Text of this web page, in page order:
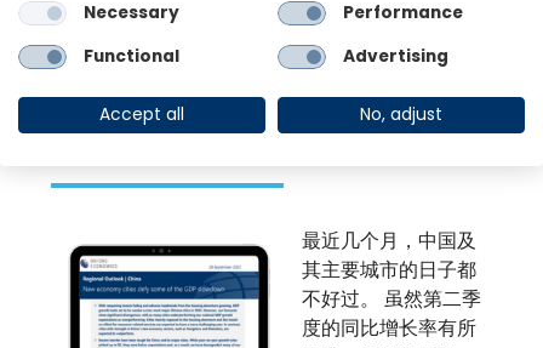
Research Briefing | Oct 5, 2023
新经济城市抵御了中
国 GDP 的部分放缓
最近几个月，中国及
其主要城市的日子都
不好过。 虽然第二季
度的同比增长率有所
Necessary
Performance
Functional
Advertising
Accept all No, adjust